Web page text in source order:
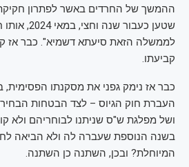
ההמשך של החרדים באשר לפתרון
שטען כעבור
לממשלה הזאת סיעתא דשמיא". כבר אז
קביעתו.
כבר אז נימק גפני את מסקנתו הפסימית,
העברת חוק הגיוס – לצד הבטחות
ושל מפלגת ש"ס שניתנו לבוחריהם ולא
בשנה הנוספת שעברה לה ולא הביאה
המיוחלת? ובכן, השתנה כן השתנה.